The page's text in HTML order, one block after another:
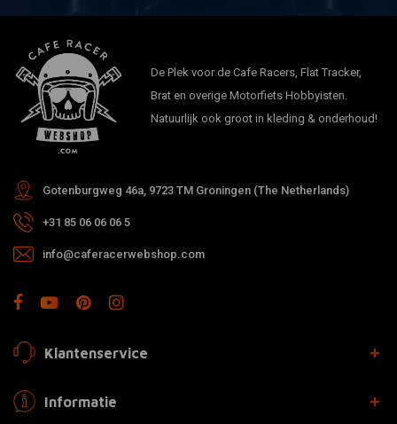
De Plek voor de Cafe Racers, Flat Tracker,
Brat en overige Motorfiets Hobbyisten.
Natuurlijk ook groot in kleding & onderhoud!
Gotenburgweg 46a, 9723 TM Groningen (The Netherlands)
+31 85 06 06 06 5
info@caferacerwebshop.com
Klantenservice
Informatie